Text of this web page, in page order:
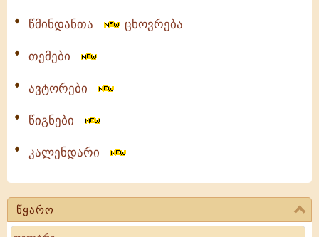
წმინდანთა ცხოვრება
თემები
ავტორები
წიგნები
კალენდარი
წყარო
Search